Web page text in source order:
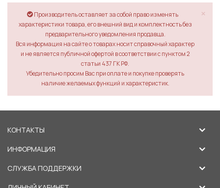
×
Производитель оставляет за собой право изменять
характеристики товара, его внешний вид и комплектность без
предварительного уведомления продавца.
Вся информация на сайте о товарах носит справочный характер
и не является публичной офертой в соответствии с пунктом 2
статьи 437 ГК РФ.
Убедительно просим Вас при оплате и покупке проверять
наличие желаемых функций и характеристик.
КОНТАКТЫ
ИНФОРМАЦИЯ
СЛУЖБА ПОДДЕРЖКИ